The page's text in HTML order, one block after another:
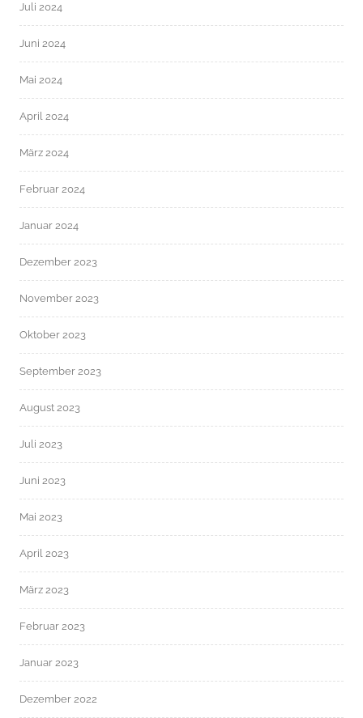
Juli 2024
Juni 2024
Mai 2024
April 2024
März 2024
Februar 2024
Januar 2024
Dezember 2023
November 2023
Oktober 2023
September 2023
August 2023
Juli 2023
Juni 2023
Mai 2023
April 2023
März 2023
Februar 2023
Januar 2023
Dezember 2022